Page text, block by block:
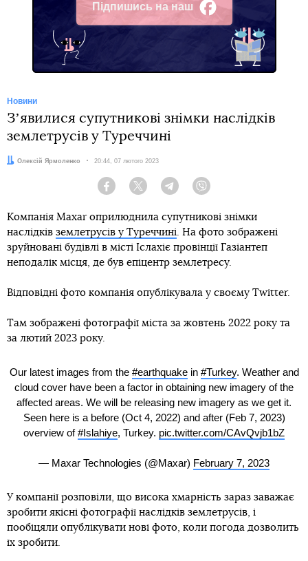
Підпишись на наш
Facebook
Новини
Зʼявилися супутникові знімки наслідків
землетрусів у Туреччині
Автор:
Олексій Ярмоленко Дата:
20:44, 07 лютого 2023
Facebook Twitter Telegram
Компанія Maxar оприлюднила супутникові знімки
наслідків землетрусів у Туреччині . На фото зображені
зруйновані будівлі в місті Іслахіє провінції Газіантеп
неподалік місця, де був епіцентр землетресу.
Відповідні фото компанія опублікувала у своєму Twitter.
Там зображені фотографії міста за жовтень 2022 року та
за лютий 2023 року.
Our latest images from the #earthquakein #Turkey. Weather and
cloud cover have been a factor in obtaining new imagery of the
affected areas. We will be releasing new imagery as we get it.
Seen here is a before (Oct 4, 2022) and after (Feb 7, 2023)
overview of#Islahiye, Turkey. pic.twitter.com/CAvQvjb1bZ
— Maxar Technologies (@Maxar) February 7, 2023
У компанії розповіли, що висока хмарність зараз заважає
зробити якісні фотографії наслідків землетрусів, і
пообіцяли опублікувати нові фото, коли погода дозволить
їх зробити.